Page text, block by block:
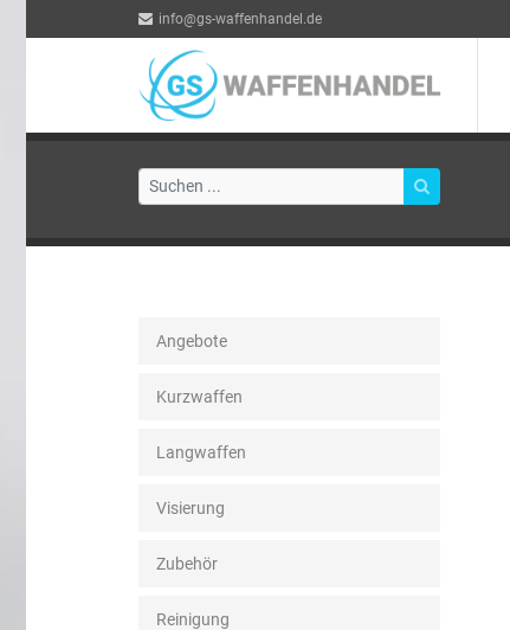
info@gs-waffenhandel.de
Angebote
Kurzwaffen
Langwaffen
Visierung
Zubehör
Reinigung